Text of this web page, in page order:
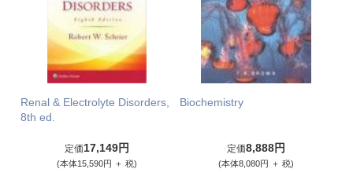
Renal & Electrolyte Disorders,
8th ed.
定価17,149円
(本体15,590円 ＋ 税)
Biochemistry
定価8,888円
(本体8,080円 ＋ 税)